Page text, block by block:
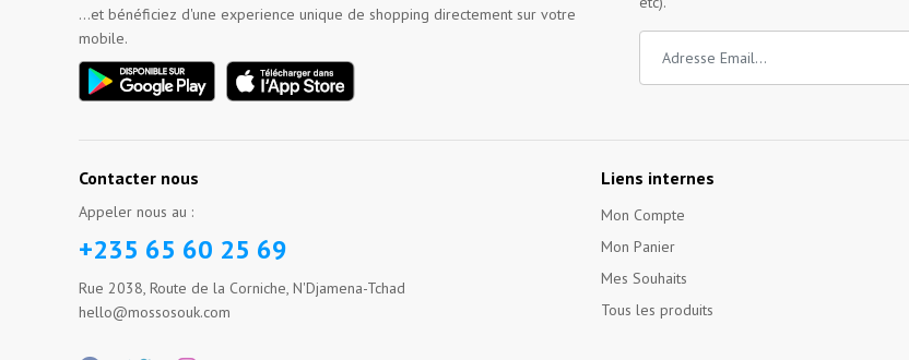
...et bénéficiez d'une experience unique de shopping directement sur votre
mobile.
Contacter nous
Appeler nous au :
+235 65 60 25 69
Rue 2038, Route de la Corniche, N'Djamena-Tchad
hello@mossosouk.com
Liens internes
Mon Compte
Mon Panier
Mes Souhaits
Tous les produits